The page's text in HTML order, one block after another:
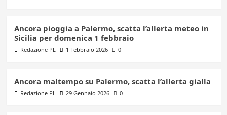
Ancora pioggia a Palermo, scatta l’allerta meteo in
Sicilia per domenica 1 febbraio
Redazione PL 1 Febbraio 2026 0
Ancora maltempo su Palermo, scatta l’allerta gialla
Redazione PL 29 Gennaio 2026 0